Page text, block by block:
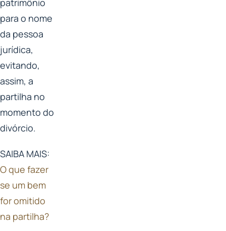
para o nome
da pessoa
jurídica,
evitando,
assim, a
partilha no
momento do
divórcio.
SAIBA MAIS:
O que fazer
se um bem
for omitido
na partilha?